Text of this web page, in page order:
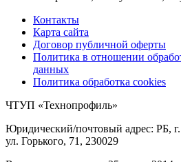
Контакты
Карта сайта
Договор публичной оферты
Политика в отношении
данных
Политика обработка cookies
ЧТУП «Технопрофиль»
Юридический/почтовый адрес: РБ,
ул. Горького, 71, 230029